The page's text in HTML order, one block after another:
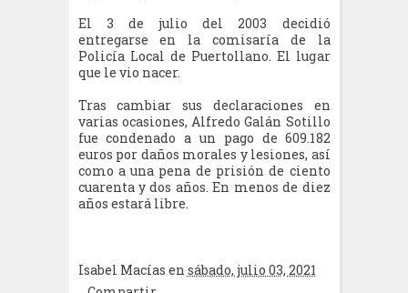
El 3 de julio del 2003 decidió
entregarse en la comisaría de la
Policía Local de Puertollano. El lugar
que le vio nacer.
Tras cambiar sus declaraciones en
varias ocasiones, Alfredo Galán Sotillo
fue condenado a un pago de 609.182
euros por daños morales y lesiones, así
como a una pena de prisión de ciento
cuarenta y dos años. En menos de diez
años estará libre.
Isabel Macías en sábado, julio 03, 2021